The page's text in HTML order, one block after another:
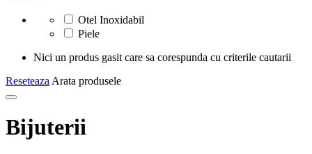
Otel Inoxidabil
Piele
Nici un produs gasit care sa corespunda cu criterile cautarii
Reseteaza Arata produsele
Bijuterii